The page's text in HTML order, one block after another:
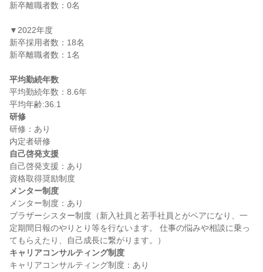
新卒離職者数：0名
▼2022年度
新卒採用者数：18名
新卒離職者数：1名
平均勤続年数
平均勤続年数：8.6年
研修
研修：あり
自己啓発支援
自己啓発支援：あり
メンター制度
メンター制度：あり
ブラザーシスター制度（新入社員と若手社員とがペアになり、一
定期間日報のやりとり等を行ないます。 仕事の悩みや相談に乗っ
キャリアコンサルティング制度
キャリアコンサルティング制度：あり